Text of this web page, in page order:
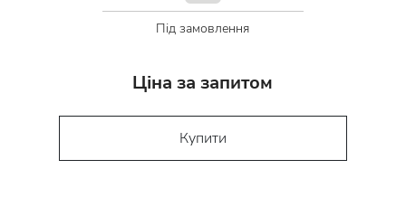
Під замовлення
Ціна за запитом
Купити